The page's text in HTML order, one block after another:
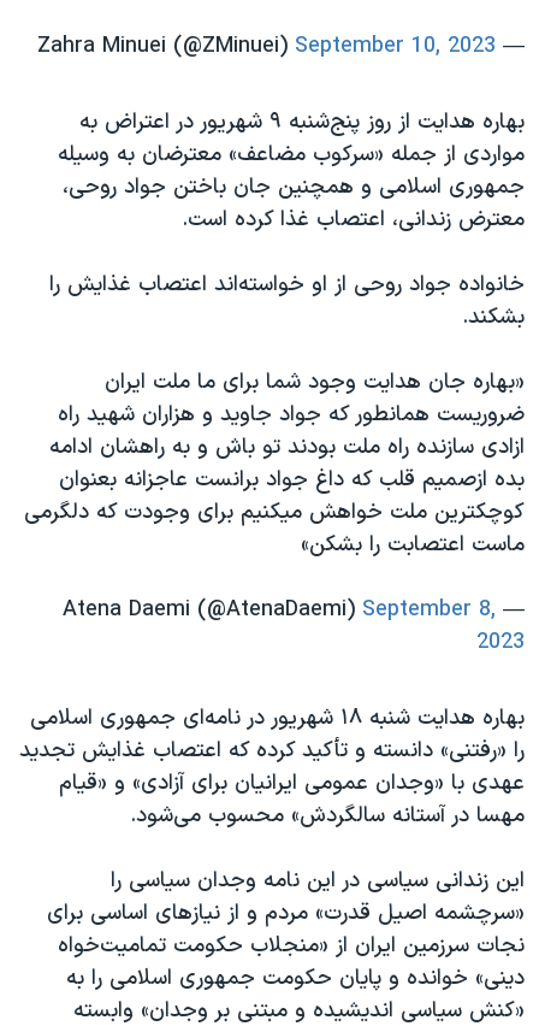
— Zahra Minuei (@ZMinuei)
September 10, 2023
بهاره هدایت از روز پنج‌شنبه ۹ شهریور در اعتراض به
مواردی از جمله «سرکوب مضاعف» معترضان به وسیله
جمهوری اسلامی و همچنین جان باختن جواد روحی،
معترض زندانی، اعتصاب غذا کرده است.
خانواده جواد روحی از او خواسته‌اند اعتصاب غذایش را
بشکند.
«بهاره جان هدایت وجود شما برای ما ملت ایران
ضروریست همانطور که جواد جاوید و هزاران شهید راه
ازادی سازنده راه ملت بودند تو باش و به راهشان ادامه
بده ازصمیم قلب که داغ جواد برانست عاجزانه بعنوان
کوچکترین ملت خواهش میکنیم برای وجودت که دلگرمی
ماست اعتصابت را بشکن»
— Atena Daemi (@AtenaDaemi)
September 8,
2023
بهاره هدایت شنبه ۱۸ شهریور در نامه‌ای جمهوری اسلامی
را «رفتنی» دانسته و تأکید کرده که اعتصاب غذایش تجدید
عهدی با «وجدان عمومی ایرانیان برای آزادی» و «قیام
مهسا در آستانه سالگردش» محسوب می‌شود.
این زندانی سیاسی در این نامه وجدان سیاسی را
«سرچشمه اصیل قدرت» مردم و از نیازهای اساسی برای
نجات سرزمین ایران از «منجلاب حکومت تمامیت‌خواه
دینی» خوانده و پایان حکومت جمهوری اسلامی را به
«کنش سیاسی اندیشیده و مبتنی بر وجدان» وابسته